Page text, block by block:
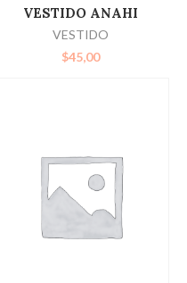
OPCIONES
VESTIDO ANAHI
VESTIDO
$45,00